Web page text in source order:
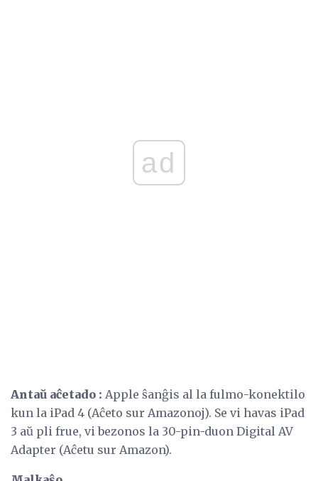
ad
Antaŭ aĉetado : Apple ŝanĝis al la fulmo-konektilo
kun la iPad 4 (Aĉeto sur Amazonoj). Se vi havas iPad
3 aŭ pli frue, vi bezonos la 30-pin-duon Digital AV
Adapter (Aĉetu sur Amazon).